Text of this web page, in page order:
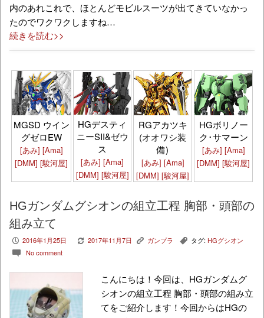
内のあれこれで、ほとんどモビルスーツが出てきていなかっ
たのでワクワクしますね…
続きを読む>>
MGSD ウイン
グゼロEW
[あみ] [Ama]
[DMM] [駿河屋]
HGデスティ
ニーSII&ゼウ
ス
[あみ] [Ama]
[DMM] [駿河屋]
RGアカツキ
(オオワシ装
備)
[あみ] [Ama]
[DMM] [駿河屋]
HGボリノー
ク･サマーン
[あみ] [Ama]
[DMM] [駿河屋]
HGガンダムグシオンの組立工程 胸部・頭部の
組み立て
P 2016年1月25日 V 2017年11月7日 K ガンプラ , タグ: HGグシオン
c No comment
こんにちは！今回は、HGガンダムグ
シオンの組立工程 胸部・頭部の組み立
てをご紹介します！今回からはHGの